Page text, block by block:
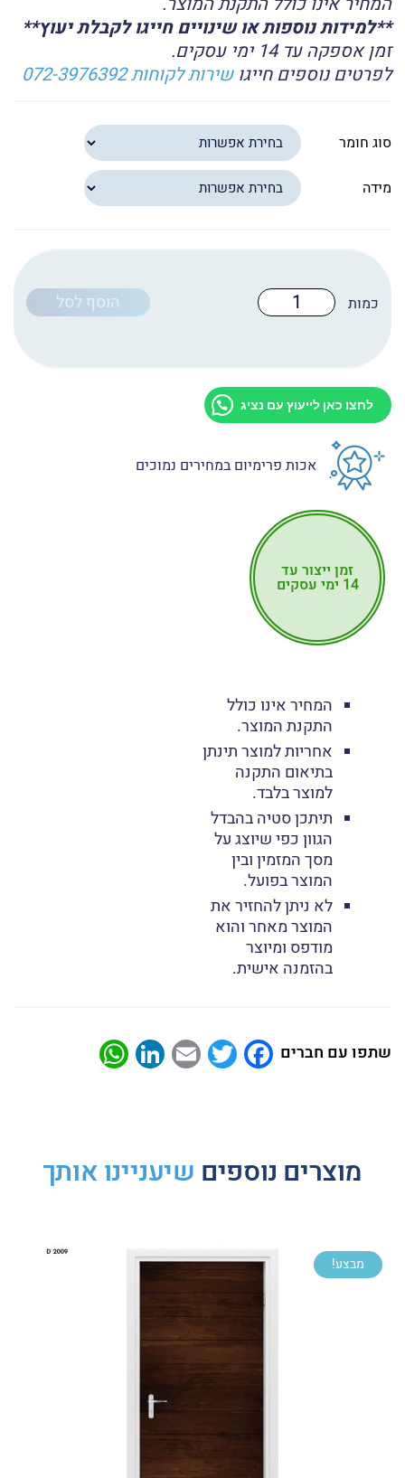
**למידות נוספות או שינויים חייגו לקבלת יעוץ**
זמן אספקה עד 14 ימי עסקים.
לפרטים נוספים חייגושירות לקוחות 072-3976392
סוג חומר
מידה
כמות
של הוסף לסל
לחצו כאן לייעוץ עם נציג
אכות פרימיום במחירים נמוכים
זמן ייצור עד
14 ימי עסקים
המחיר אינו כולל
התקנת המוצר.
אחריות למוצר תינתן
בתיאום התקנה
למוצר בלבד.
תיתכן סטיה בהבדל
הגוון כפי שיוצג על
מסך המזמין ובין
המוצר בפועל.
לא ניתן להחזיר את
המוצר מאחר והוא
מודפס ומיוצר
בהזמנה אישית.
שתפו עם חברים Facebook
Twitter
Email
LinkedIn
מוצרים נוספים שיעניינו אותך
מבצע!